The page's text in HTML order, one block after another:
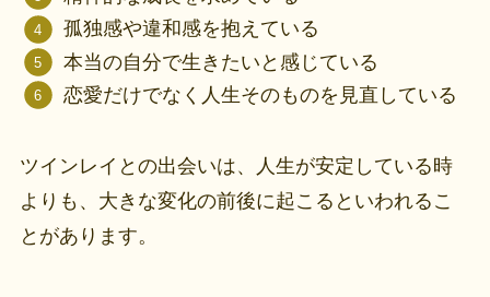
孤独感や違和感を抱えている
本当の自分で生きたいと感じている
恋愛だけでなく人生そのものを見直している
ツインレイとの出会いは、人生が安定している時
よりも、大きな変化の前後に起こるといわれるこ
とがあります。